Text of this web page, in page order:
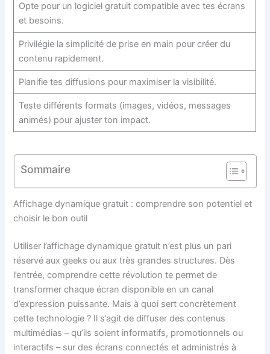
Opte pour un logiciel gratuit compatible avec tes écrans
et besoins.
Privilégie la simplicité de prise en main pour créer du
contenu rapidement.
Planifie tes diffusions pour maximiser la visibilité.
Teste différents formats (images, vidéos, messages
animés) pour ajuster ton impact.
Sommaire
Affichage dynamique gratuit : comprendre son potentiel et
choisir le bon outil
Utiliser l’affichage dynamique gratuit n’est plus un pari
réservé aux geeks ou aux très grandes structures. Dès
l’entrée, comprendre cette révolution te permet de
transformer chaque écran disponible en un canal
d’expression puissante. Mais à quoi sert concrètement
cette technologie ? Il s’agit de diffuser des contenus
multimédias – qu’ils soient informatifs, promotionnels ou
interactifs – sur des écrans connectés et administrés à